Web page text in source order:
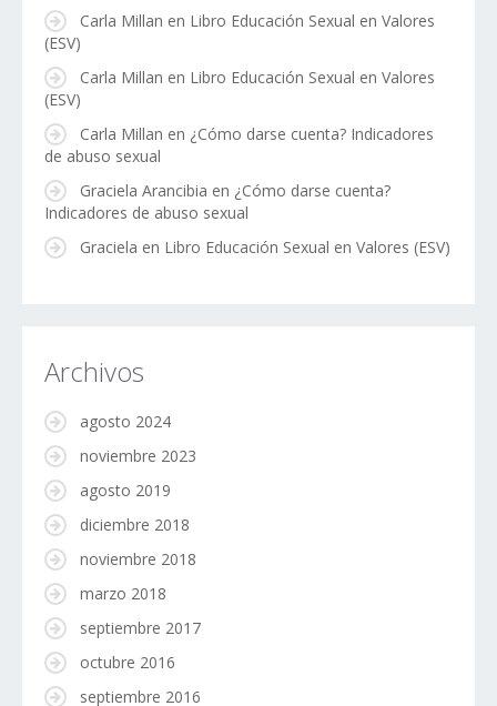
Carla Millan en Libro Educación Sexual en Valores
(ESV)
Carla Millan en Libro Educación Sexual en Valores
(ESV)
Carla Millan en ¿Cómo darse cuenta? Indicadores
de abuso sexual
Graciela Arancibia en ¿Cómo darse cuenta?
Indicadores de abuso sexual
Graciela en Libro Educación Sexual en Valores (ESV)
Archivos
agosto 2024
noviembre 2023
agosto 2019
diciembre 2018
noviembre 2018
marzo 2018
septiembre 2017
octubre 2016
septiembre 2016